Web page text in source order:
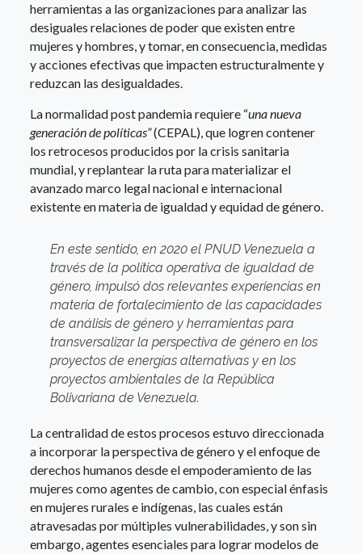
herramientas a las organizaciones para analizar las
desiguales relaciones de poder que existen entre
mujeres y hombres, y tomar, en consecuencia, medidas
y acciones efectivas que impacten estructuralmente y
reduzcan las desigualdades.
La normalidad post pandemia requiere “una nueva
generación de políticas”(CEPAL), que logren contener
los retrocesos producidos por la crisis sanitaria
mundial, y replantear la ruta para materializar el
avanzado marco legal nacional e internacional
existente en materia de igualdad y equidad de género.
En este sentido, en 2020 el PNUD Venezuela a
través de la política operativa de igualdad de
género, impulsó dos relevantes experiencias en
materia de fortalecimiento de las capacidades
de análisis de género y herramientas para
transversalizar la perspectiva de género en los
proyectos de energías alternativasy en los
proyectos ambientales de la República
Bolivariana de Venezuela.
La centralidad de estos procesos estuvo direccionada
a incorporar la perspectiva de género y el enfoque de
derechos humanos desde el empoderamiento de las
mujeres como agentes de cambio, con especial énfasis
en mujeres rurales e indígenas, las cuales están
atravesadas por múltiples vulnerabilidades, y son sin
embargo, agentes esenciales para lograr modelos de